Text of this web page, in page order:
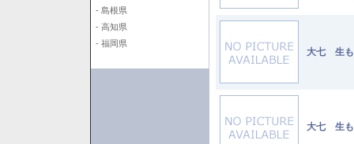
- 島根県
- 高知県
- 福岡県
大七 生
大七 生